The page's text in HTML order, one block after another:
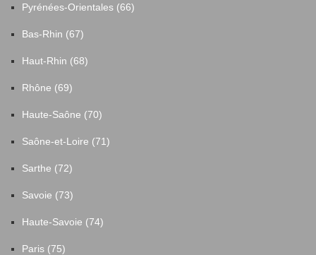
Pyrénées-Orientales (66)
Bas-Rhin (67)
Haut-Rhin (68)
Rhône (69)
Haute-Saône (70)
Saône-et-Loire (71)
Sarthe (72)
Savoie (73)
Haute-Savoie (74)
Paris (75)